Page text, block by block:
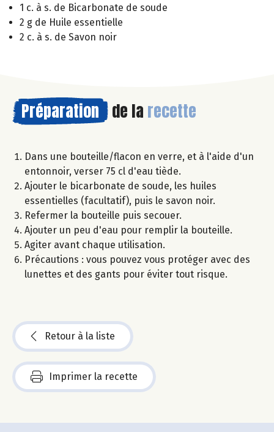
1 c. à s. de Bicarbonate de soude
2 g de Huile essentielle
2 c. à s. de Savon noir
Préparation de la recette
Dans une bouteille/flacon en verre, et à l'aide d'un
entonnoir, verser 75 cl d'eau tiède.
Ajouter le bicarbonate de soude, les huiles
essentielles (facultatif), puis le savon noir.
Refermer la bouteille puis secouer.
Ajouter un peu d'eau pour remplir la bouteille.
Agiter avant chaque utilisation.
Précautions : vous pouvez vous protéger avec des
lunettes et des gants pour éviter tout risque.
Retour à la liste
Imprimer la recette